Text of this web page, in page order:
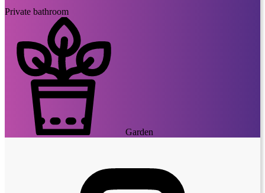
Private bathroom
Garden